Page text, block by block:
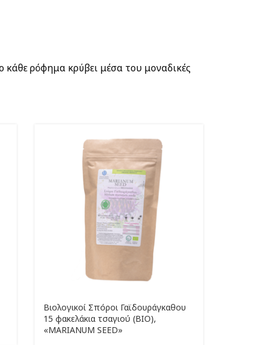
ρόφημα κρύβει μέσα του μοναδικές
Βιολογικοί Σπόροι Γαϊδουράγκαθου
15 φακελάκια τσαγιού (ΒΙΟ),
«MARIANUM SEED»